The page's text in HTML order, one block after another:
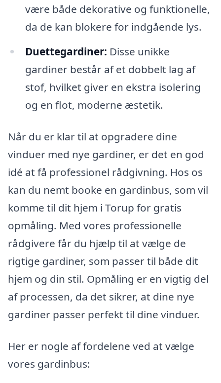
være både dekorative og funktionelle,
da de kan blokere for indgående lys.
Duettegardiner: Disse unikke
gardiner består af et dobbelt lag af
stof, hvilket giver en ekstra isolering
og en flot, moderne æstetik.
Når du er klar til at opgradere dine
vinduer med nye gardiner, er det en god
idé at få professionel rådgivning. Hos os
kan du nemt booke en gardinbus, som vil
komme til dit hjem i Torup for gratis
opmåling. Med vores professionelle
rådgivere får du hjælp til at vælge de
rigtige gardiner, som passer til både dit
hjem og din stil. Opmåling er en vigtig del
af processen, da det sikrer, at dine nye
gardiner passer perfekt til dine vinduer.
Her er nogle af fordelene ved at vælge
vores gardinbus: